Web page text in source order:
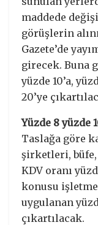
maddede
görüşlerin
Gazete’de
girecek. Buna
yüzde 10’a,
20’ye
Yüzde 8 yüzde
Taslağa göre
şirketleri,
KDV oranı
konusu
uygulanan
çıkartılacak.